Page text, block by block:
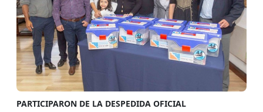
PARTICIPARON DE LA DESPEDIDA OFICIAL